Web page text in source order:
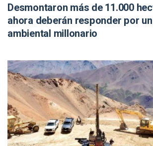
Desmontaron más de 11.000
ahora deberán responder por
ambiental millonario